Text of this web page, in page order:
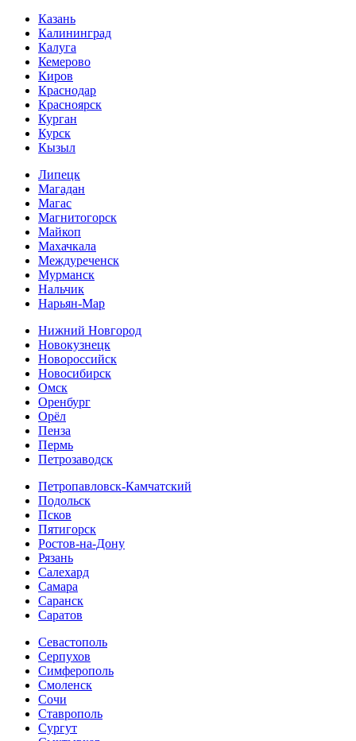
Казань
Калининград
Калуга
Кемерово
Киров
Краснодар
Красноярск
Курган
Курск
Кызыл
Липецк
Магадан
Магас
Магнитогорск
Майкоп
Махачкала
Междуреченск
Мурманск
Нальчик
Нарьян-Мар
Нижний Новгород
Новокузнецк
Новороссийск
Новосибирск
Омск
Оренбург
Орёл
Пенза
Пермь
Петрозаводск
Петропавловск-Камчатский
Подольск
Псков
Пятигорск
Ростов-на-Дону
Рязань
Салехард
Самара
Саранск
Саратов
Севастополь
Серпухов
Симферополь
Смоленск
Сочи
Ставрополь
Сургут